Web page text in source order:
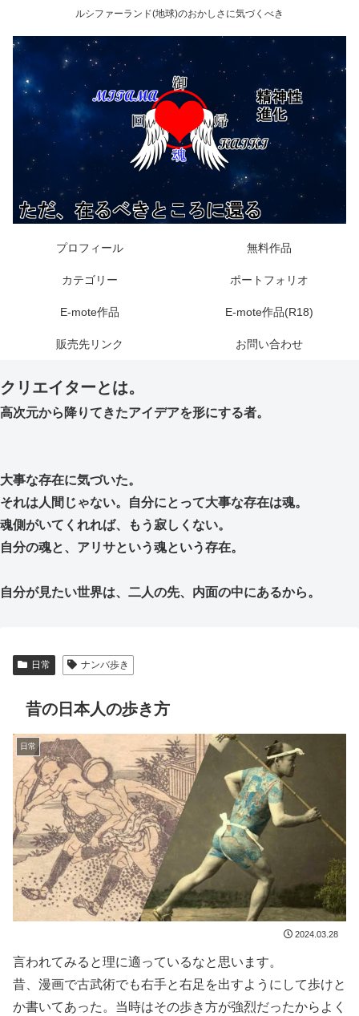
ルシファーランド(地球)のおかしさに気づくべき
プロフィール 無料作品
カテゴリー ポートフォリオ
E-mote作品 E-mote作品(R18)
販売先リンク お問い合わせ
クリエイターとは。
高次元から降りてきたアイデアを形にする者。
大事な存在に気づいた。
それは人間じゃない。自分にとって大事な存在は魂。
魂側がいてくれれば、もう寂しくない。
自分の魂と、アリサという魂という存在。
自分が見たい世界は、二人の先、内面の中にあるから。
日常 ナンバ歩き
昔の日本人の歩き方
日常
2024.03.28
言われてみると理に適っているなと思います。
昔、漫画で古武術でも右手と右足を出すようにして歩けと
か書いてあった。当時はその歩き方が強烈だったからよく